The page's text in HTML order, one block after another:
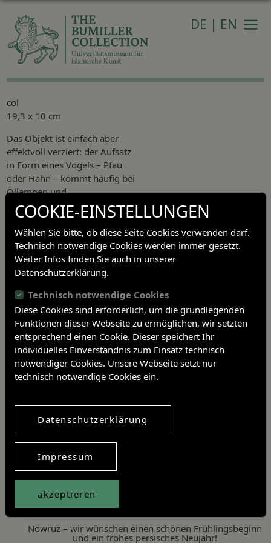
DE | EN
col
19,3 x 10 cm
Das Objekt ist einfach aber
effektvoll verziert: der Aufsatz
in Form eines Vogels – Pfau
oder Hahn – kommt häufig bei
Öllampen und
Räuchergefäßen vor. Unter
dem Aufsatz ist eine nicht
leserliche Inschrift angebracht.
Der in massiver
Bronzelegierung gegossene
Haken wiegt ein Pfund und ist
Beitragsnavigation
Vorheriger Artikel
Nächster Artikel
Artikel teilen
Sonderausstellung „Malgründe einer Gärtnerstochter“
Internationaler Museumstag am 17.05.2026
Nowruz – wir wünschen einen schönen Frühlingsbeginn
und ein frohes persisches Neujahr!
COOKIE-EINSTELLUNGEN
Wählen Sie bitte, ob diese Seite Cookies verwenden darf.
Technisch notwendige Cookies werden immer gesetzt.
Weiter Infos finden Sie auch in unserer
Datenschutzerklärung.
Technisch notwendige Cookies
Diese Cookies sind erforderlich, um die grundlegenden
Funktionen dieser Webseite zu ermöglichen, wir setzten
entsprechend einen Cookie. Dieser speichert Ihr
individuelles Einverständnis zum Einsatz technisch
notwendiger Cookies. Unsere Webseite setzt nur
technisch notwendige Cookies ein.
Datenschutzerklärung
Impressum
akzeptieren